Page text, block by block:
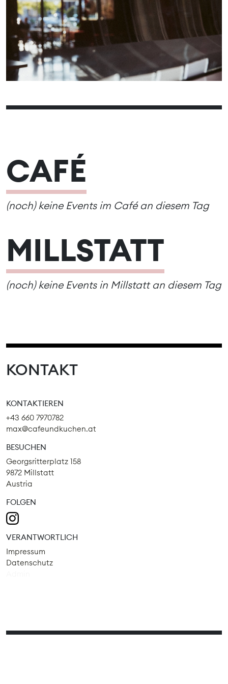
06
07 08 09 10 11
12
13
14 15 16 17 18
19
20
21 22 24 25
26
27
28 29 30 31
CAFÉ
(noch) keine Events im Café an diesem Tag
MILLSTATT
(noch) keine Events in Millstatt an diesem Tag
KONTAKT
KONTAKTIEREN
+43 660 7970782
max@cafeundkuchen.at
BESUCHEN
Georgsritterplatz 158
9872 Millstatt
Austria
FOLGEN
VERANTWORTLICH
Impressum
Datenschutz